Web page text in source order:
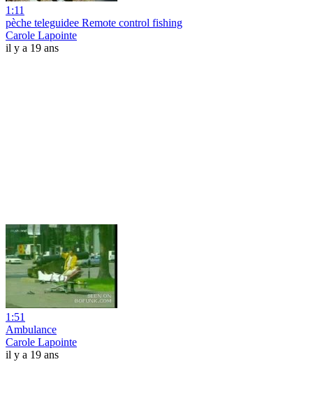
1:11
pèche teleguidee Remote control fishing
Carole Lapointe
il y a 19 ans
1:51
Ambulance
Carole Lapointe
il y a 19 ans